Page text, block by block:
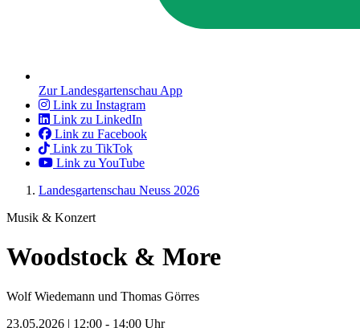
Zur Landesgartenschau App
Link zu Instagram
Link zu LinkedIn
Link zu Facebook
Link zu TikTok
Link zu YouTube
Landesgartenschau Neuss 2026
Musik & Konzert
Woodstock & More
Wolf Wiedemann und Thomas Görres
23.05.2026 | 12:00 - 14:00 Uhr